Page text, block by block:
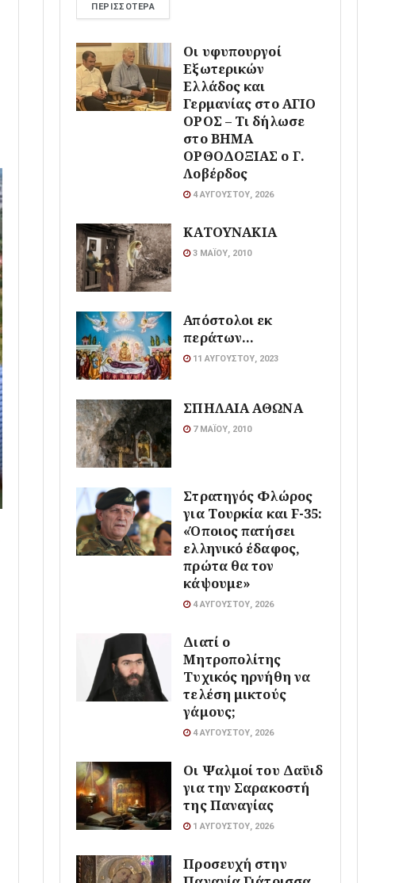
ΠΕΡΙΣΣΌΤΕΡΑ
Οι υφυπουργοί
Εξωτερικών
Ελλάδος και
Γερμανίας στο ΑΓΙΟ
ΟΡΟΣ – Τι δήλωσε
στο ΒΗΜΑ
ΟΡΘΟΔΟΞΙΑΣ ο Γ.
Λοβέρδος
4 ΑΥΓΟΎΣΤΟΥ, 2026
ΚΑΤΟΥΝΑΚΙΑ
3 ΜΑΪ́ΟΥ, 2010
Απόστολοι εκ
περάτων…
11 ΑΥΓΟΎΣΤΟΥ, 2023
ΣΠΗΛΑΙΑ ΑΘΩΝΑ
7 ΜΑΪ́ΟΥ, 2010
Στρατηγός Φλώρος
για Τουρκία και F-35:
«Όποιος πατήσει
ελληνικό έδαφος,
πρώτα θα τον
κάψουμε»
4 ΑΥΓΟΎΣΤΟΥ, 2026
Διατί ο
Μητροπολίτης
Τυχικός ηρνήθη να
τελέση μικτούς
γάμους;
4 ΑΥΓΟΎΣΤΟΥ, 2026
Οι Ψαλμοί του Δαϋιδ
για την Σαρακοστή
της Παναγίας
1 ΑΥΓΟΎΣΤΟΥ, 2026
Προσευχή στην